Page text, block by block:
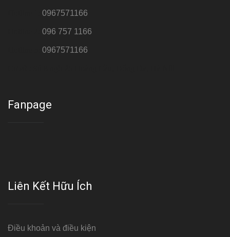
0967571166
096 757 1166
0967571166
Fanpage
Liên Kết Hữu Ích
Điều khoản và điều kiện